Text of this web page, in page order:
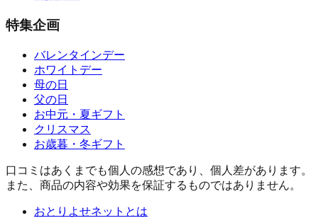
特集企画
バレンタインデー
ホワイトデー
母の日
父の日
お中元・夏ギフト
クリスマス
お歳暮・冬ギフト
口コミはあくまでも個人の感想であり、個人差があります。
また、商品の内容や効果を保証するものではありません。
おとりよせネットとは